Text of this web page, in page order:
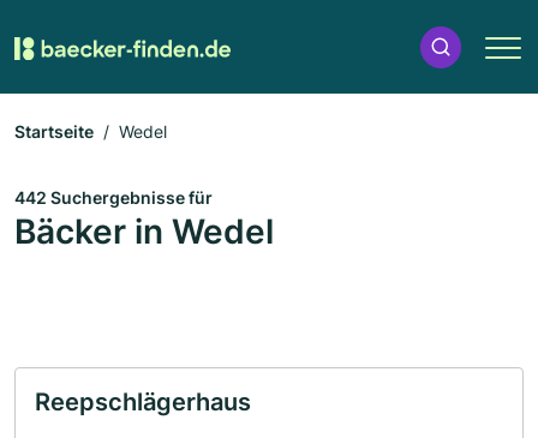
Startseite Wedel
442 Suchergebnisse für
Bäcker in Wedel
Reepschlägerhaus